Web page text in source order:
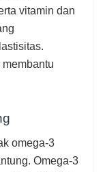
vitamin dan
omega-3
Omega-3